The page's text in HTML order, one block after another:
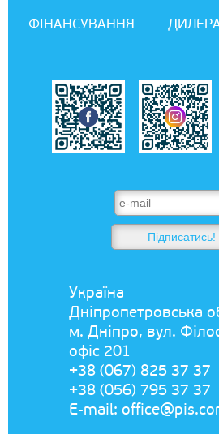
ФІНАНСУВАННЯ
Україна
Дніпропетровська
м. Дніпро, вул.
офіс 201
+38 (067) 825 37 37
+38 (056) 795 37 37
E-mail: